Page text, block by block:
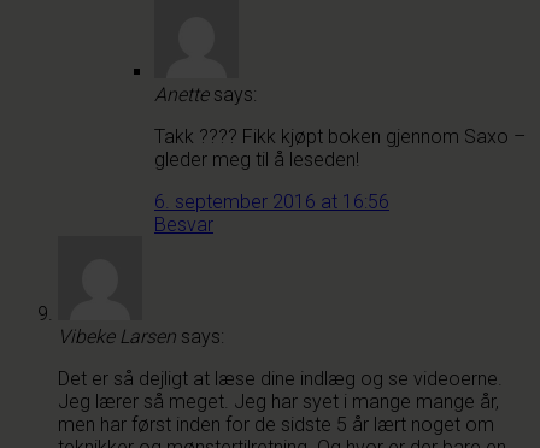
Anette says:
Takk ???? Fikk kjøpt boken gjennom Saxo –
gleder meg til å leseden!
6. september 2016 at 16:56
Besvar
Vibeke Larsen says:
Det er så dejligt at læse dine indlæg og se videoerne.
Jeg lærer så meget. Jeg har syet i mange mange år,
men har først inden for de sidste 5 år lært noget om